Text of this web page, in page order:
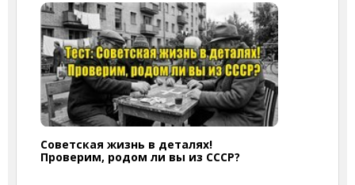
Советская жизнь в деталях!
Проверим, родом ли вы из СССР?